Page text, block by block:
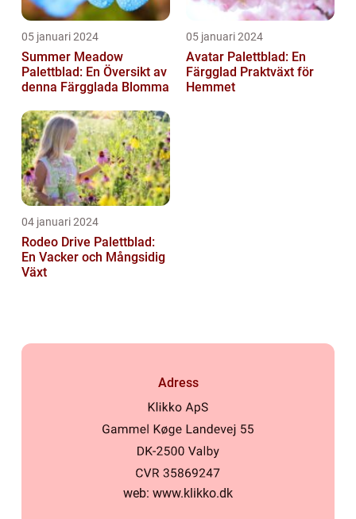
05 januari 2024
Summer Meadow
Palettblad: En Översikt av
denna Färgglada Blomma
05 januari 2024
Avatar Palettblad: En
Färgglad Praktväxt för
Hemmet
04 januari 2024
Rodeo Drive Palettblad:
En Vacker och Mångsidig
Växt
Adress
web: www.klikko.dk